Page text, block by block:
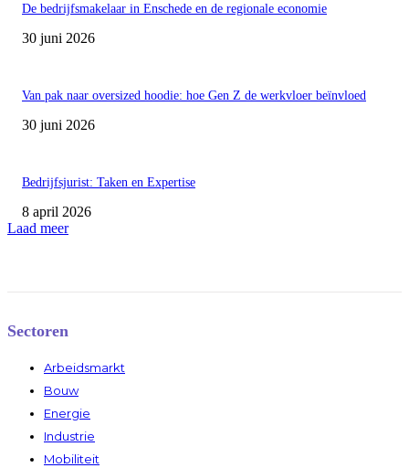
De bedrijfsmakelaar in Enschede en de regionale economie
30 juni 2026
Van pak naar oversized hoodie: hoe Gen Z de werkvloer beïnvloed
30 juni 2026
Bedrijfsjurist: Taken en Expertise
8 april 2026
Laad meer
Sectoren
Arbeidsmarkt
Bouw
Energie
Industrie
Mobiliteit